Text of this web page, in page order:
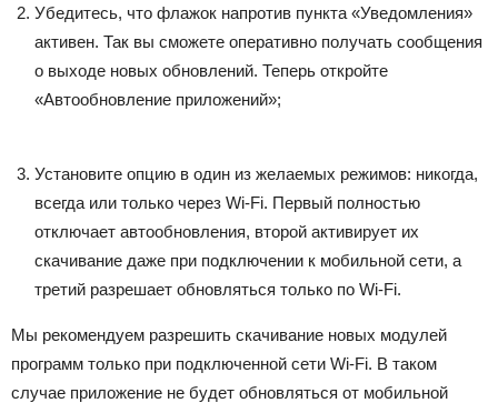
Убедитесь, что флажок напротив пункта «Уведомления»
активен. Так вы сможете оперативно получать сообщения
о выходе новых обновлений. Теперь откройте
«Автообновление приложений»;
Установите опцию в один из желаемых режимов: никогда,
всегда или только через Wi-Fi. Первый полностью
отключает автообновления, второй активирует их
скачивание даже при подключении к мобильной сети, а
третий разрешает обновляться только по Wi-Fi.
Мы рекомендуем разрешить скачивание новых модулей
программ только при подключенной сети Wi-Fi. В таком
случае приложение не будет обновляться от мобильной